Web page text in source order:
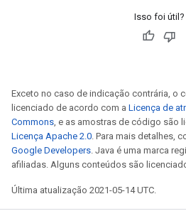
Isso foi útil?
Exceto no caso de indicação contrária, o
licenciado de acordo com a Licença de
Commons, e as amostras de código são
Licença Apache 2.0. Para mais detalhes,
Google Developers. Java é uma marca
afiliadas. Alguns conteúdos são
Última atualização 2021-05-14 UTC.